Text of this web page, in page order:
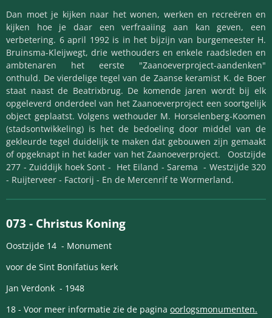
Dan moet je kijken naar het wonen, werken en recreëren en
kijken hoe je daar een verfraaiing aan kan geven, een
verbetering. 6 april 1992 is in het bijzijn van burgemeester H.
Bruinsma-Kleijwegt, drie wethouders en enkele raadsleden en
ambtenaren het eerste "Zaanoeverproject-aandenken"
onthuld. De vierdelige tegel van de Zaanse keramist K. de Boer
staat naast de Beatrixbrug. De komende jaren wordt bij elk
opgeleverd onderdeel van het Zaanoeverproject een soortgelijk
object geplaatst. Volgens wethouder M. Horselenberg-Koomen
(stadsontwikkeling) is het de bedoeling door middel van de
gekleurde tegel duidelijk te maken dat gebouwen zijn gemaakt
of opgeknapt in het kader van het Zaanoeverproject. Oostzijde
277 - Zuiddijk hoek Sont - Het Eiland - Sarema - Westzijde 320
- Ruijterveer - Factorij - En de Mercenrif te Wormerland.
073 - Christus Koning
Oostzijde 14 - Monument
voor de Sint Bonifatius kerk
Jan Verdonk - 1948
18 - Voor meer informatie zie de pagina oorlogsmonumenten.